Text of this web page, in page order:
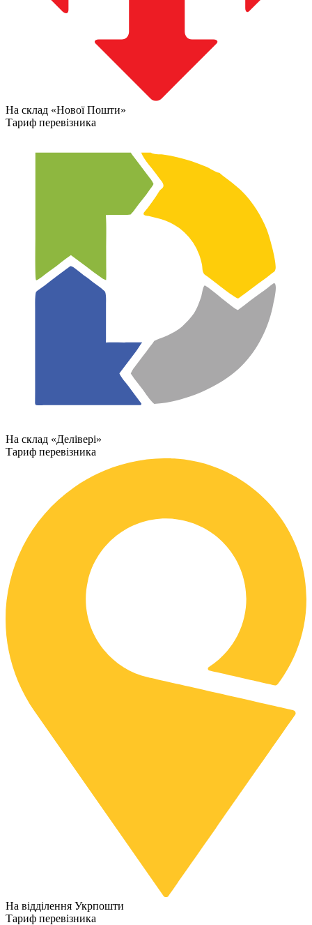
На склад «Нової Пошти»
Тариф перевізника
На склад «Делівері»
Тариф перевізника
На відділення Укрпошти
Тариф перевізника